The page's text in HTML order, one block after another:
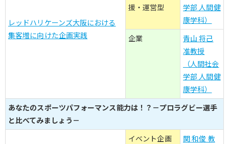
レッドハリケーンズ大阪における
集客増に向けた企画実践
援・運営型
学部 人間健
康学科）
企業
青山 将己
准教授
（人間社会
学部 人間健
康学科）
あなたのスポーツパフォーマンス能力は！？－プロラグビー選手
と比べてみましょう－
イベント企画
関 和俊 教